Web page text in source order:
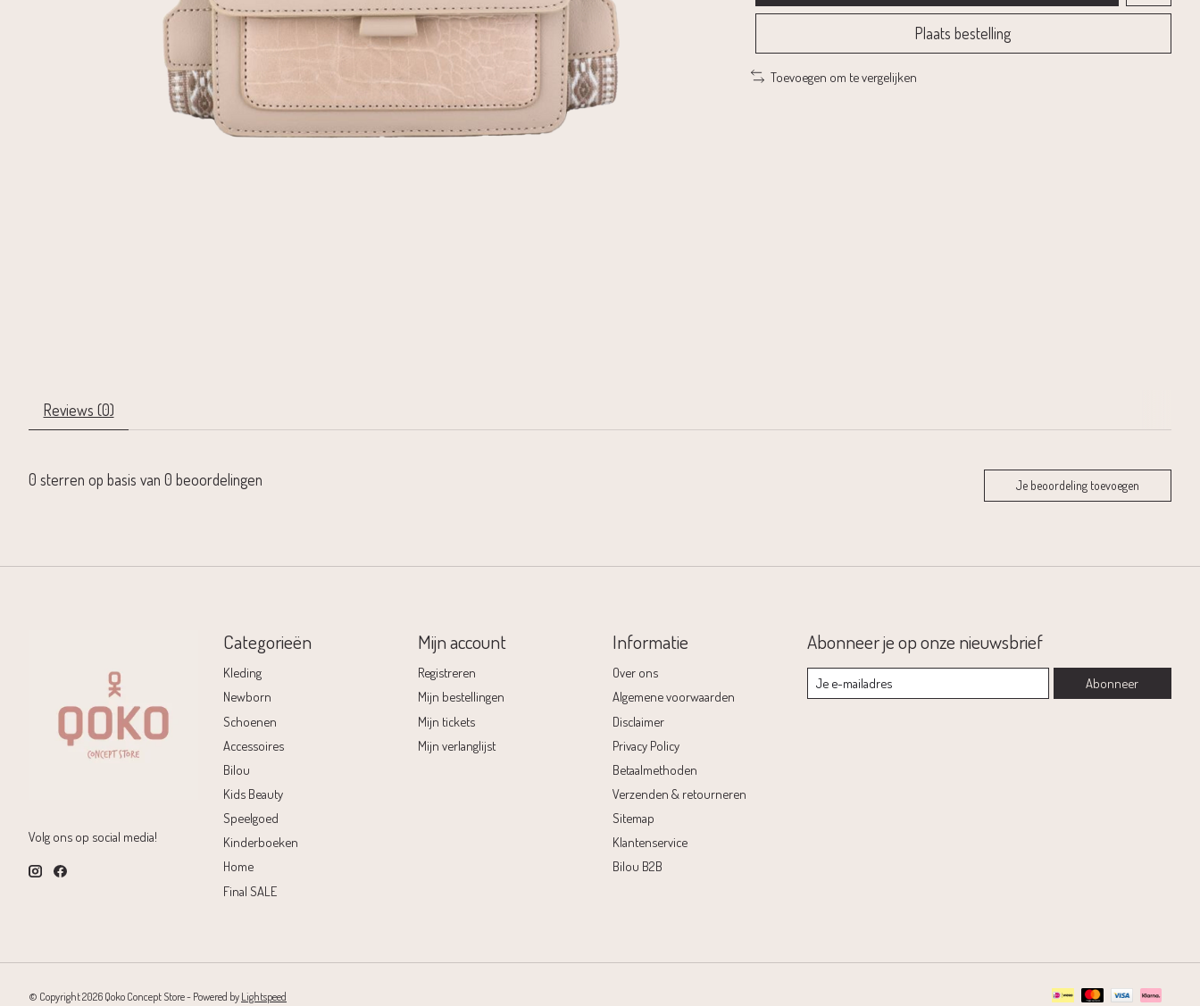
Plaats bestelling
Toevoegen om te vergelijken
Reviews (0)
0 sterren op basis van 0 beoordelingen Je beoordeling toevoegen
Volg ons op social media!
Categorieën
Kleding
Newborn
Schoenen
Accessoires
Bilou
Kids Beauty
Speelgoed
Kinderboeken
Home
Final SALE
Mijn account
Registreren
Mijn bestellingen
Mijn tickets
Mijn verlanglijst
Informatie
Over ons
Algemene voorwaarden
Disclaimer
Privacy Policy
Betaalmethoden
Verzenden & retourneren
Sitemap
Klantenservice
Bilou B2B
Abonneer je op onze nieuwsbrief
Abonneer
© Copyright 2026 Qoko Concept Store - Powered byLightspeed